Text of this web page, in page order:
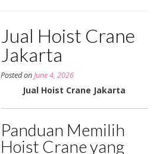
Jual Hoist Crane
Jakarta
Posted onJune 4, 2026
Jual Hoist Crane Jakarta
Panduan Memilih
Hoist Crane yang